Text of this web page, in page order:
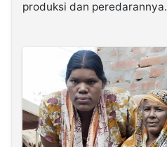
produksi dan peredarannya.